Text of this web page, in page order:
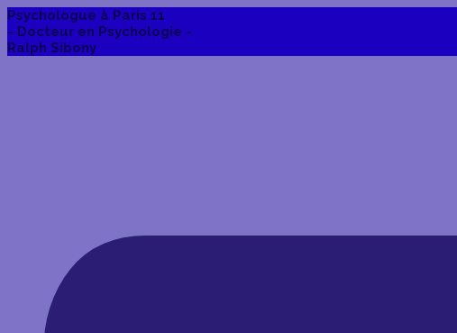
Psychologue à Paris 11
- Docteur en Psychologie -
Ralph Sibony